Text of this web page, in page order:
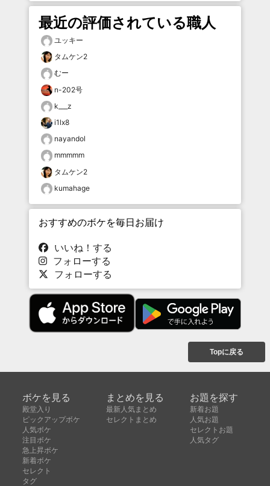
最近の評価されている職人
ユッキー
タムケン2
むー
n-202号
k___z
i1lx8
nayandol
mmmmm
タムケン2
kumahage
おすすめのボケを毎日お届け
いいね！する
フォローする
フォローする
Topに戻る
ボケを見る
殿堂入り
ピックアップボケ
人気ボケ
注目ボケ
急上昇ボケ
新着ボケ
セレクト
タグ
まとめを見る
最新人気まとめ
セレクトまとめ
お題を探す
新着お題
人気お題
セレクトお題
人気タグ